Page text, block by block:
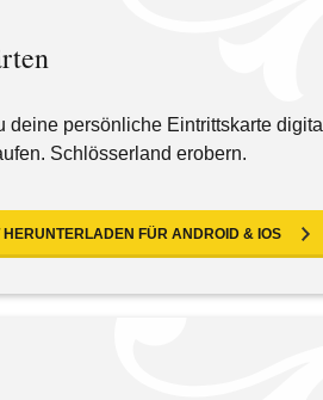
persönliche Eintrittskarte digital
Schlösserland erobern.
HERUNTERLADEN FÜR ANDROID & IOS